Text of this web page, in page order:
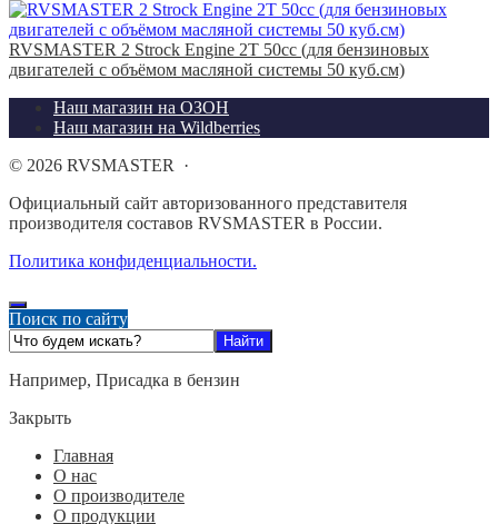
RVSMASTER 2 Strock Engine 2T 50cc (для бензиновых
двигателей с объёмом масляной системы 50 куб.см)
Наш магазин на ОЗОН
Наш магазин на Wildberries
© 2026 RVSMASTER
·
Официальный сайт авторизованного представителя
производителя составов RVSMASTER в России.
Политика конфиденциальности.
Поиск по сайту
Например, Присадка в бензин
Закрыть
Главная
О нас
О производителе
О продукции